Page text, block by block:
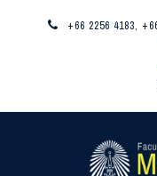
+66 2256 4183,